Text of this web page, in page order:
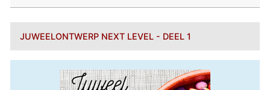
JUWEELONTWERP NEXT LEVEL - DEEL 1